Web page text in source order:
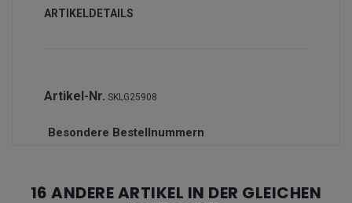
ARTIKELDETAILS
Artikel-Nr. SKLG25908
Besondere Bestellnummern
16 ANDERE ARTIKEL IN DER GLEICHEN